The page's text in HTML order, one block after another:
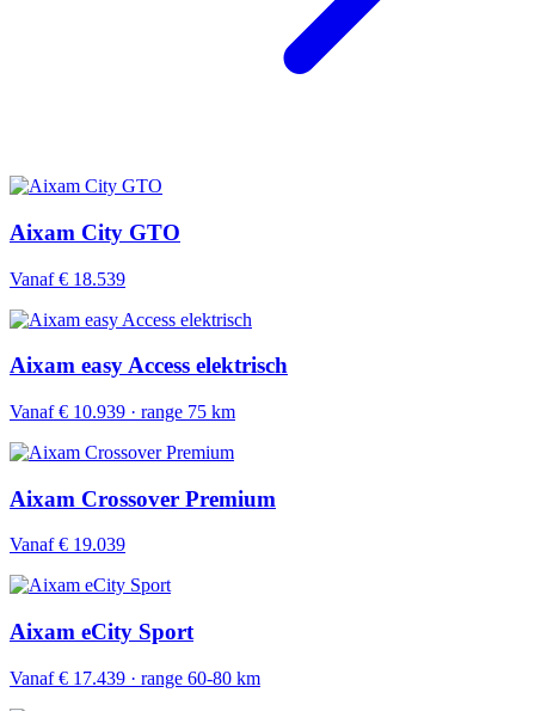
Aixam City GTO
Vanaf € 18.539
Aixam easy Access elektrisch
Vanaf € 10.939 · range 75 km
Aixam Crossover Premium
Vanaf € 19.039
Aixam eCity Sport
Vanaf € 17.439 · range 60-80 km